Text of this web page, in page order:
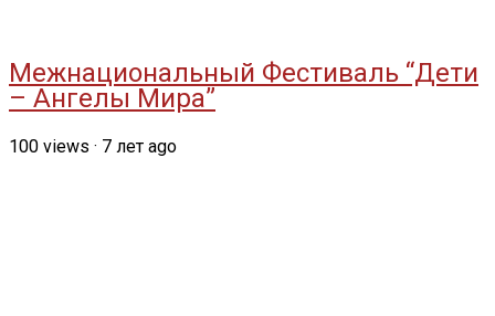
Межнациональный Фестиваль “Дети
– Ангелы Мира”
100 views · 7 лет ago